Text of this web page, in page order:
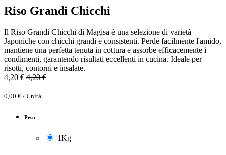
Riso Grandi Chicchi
Il Riso Grandi Chicchi di Magisa è una selezione di varietà
Japoniche con chicchi grandi e consistenti. Perde facilmente l'amido,
mantiene una perfetta tenuta in cottura e assorbe efficacemente i
condimenti, garantendo risultati eccellenti in cucina. Ideale per
risotti, contorni e insalate.
4,20 € 4,20€
0,00 € / Unità
Peso
1Kg